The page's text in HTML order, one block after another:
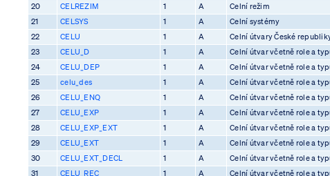
20
CELREZIM 1 A Celní režim
21
CELSYS 1 A Celní systémy
22
CELU 1 A Celní útvary České
23
CELU_D 1 A Celní útvar včetně role a
24
CELU_DEP 1 A Celní útvar včetně role a
25
celu_des 1 A Celní útvar včetně role a
26
CELU_ENQ 1 A Celní útvar včetně role a
27
CELU_EXP 1 A Celní útvar včetně role a
28
CELU_EXP_EXT 1 A Celní útvar včetně role a
29
CELU_EXT 1 A Celní útvar včetně role a
30
CELU_EXT_DECL 1 A Celní útvar včetně role a
31
CELU_REC 1 A Celní útvar včetně role a